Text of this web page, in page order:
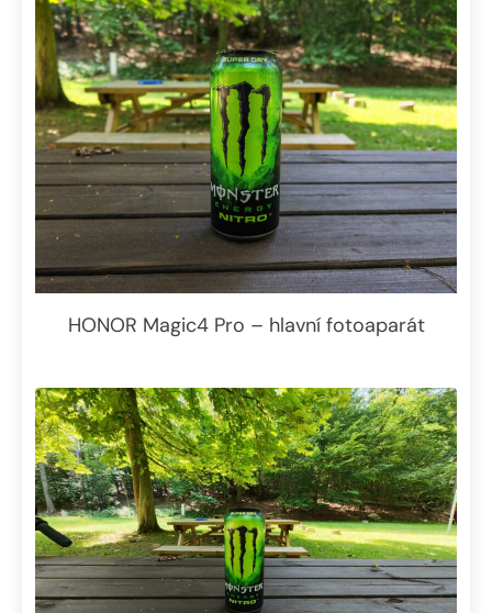
HONOR Magic4 Pro – hlavní fotoaparát